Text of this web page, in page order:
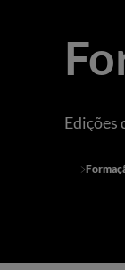
Edições